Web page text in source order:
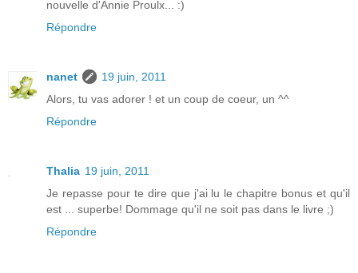
nouvelle d'Annie Proulx... :)
Répondre
nanet
19 juin, 2011
Alors, tu vas adorer ! et un coup de coeur, un ^^
Répondre
Thalia 19 juin, 2011
Je repasse pour te dire que j'ai lu le chapitre bonus et qu'il
est ... superbe! Dommage qu'il ne soit pas dans le livre ;)
Répondre